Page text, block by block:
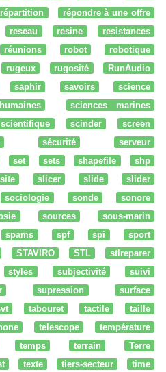
répartition
répondre à une offre
reseau resine
resistances
réunions robot
robotique
rugeux rugosité
RunAudio
saphir savoirs
science
sciences marines
scientifique scinder
screen
sécurité
serveur
set sets shapefile
shp
site slicer slide
slider
sociologie sonde
sonore
sources
sous-marin
spams spf spi
sport
STAVIRO STL
stlreparer
styles subjectivité
suivi
supression
surface
tabouret tactile
taille
telescope
température
temps terrain
Terre
texte tiers-secteur
time